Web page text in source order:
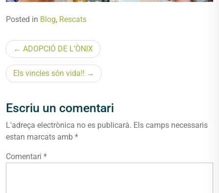
Posted in Blog, Rescats
Navegació
d'entrades
ADOPCIÓ DE L’ÒNIX
Els vincles són vida!!
Escriu un comentari
L'adreça electrònica no es publicarà. Els camps necessaris
estan marcats amb *
Comentari *